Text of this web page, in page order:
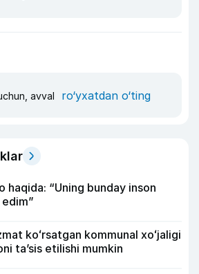
avval ro‘yxatdan o‘ting
haqida: “Uning bunday inson
koʻrsatgan kommunal xoʻjaligi
taʼsis etilishi mumkin